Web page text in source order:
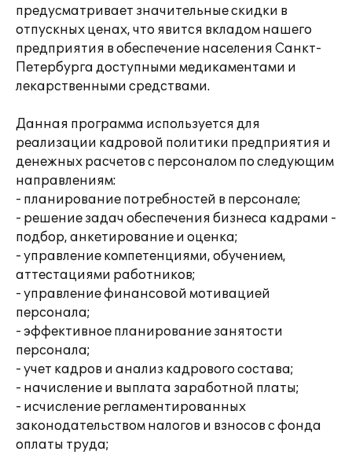
предусматривает значительные скидки в
отпускных ценах, что явится вкладом нашего
предприятия в обеспечение населения Санкт-
Петербурга доступными медикаментами и
лекарственными средствами.
Данная программа используется для
реализации кадровой политики предприятия и
денежных расчетов с персоналом по следующим
направлениям:
- планирование потребностей в персонале;
- решение задач обеспечения бизнеса кадрами -
подбор, анкетирование и оценка;
- управление компетенциями, обучением,
аттестациями работников;
- управление финансовой мотивацией
персонала;
- эффективное планирование занятости
персонала;
- учет кадров и анализ кадрового состава;
- начисление и выплата заработной платы;
- исчисление регламентированных
законодательством налогов и взносов с фонда
оплаты труда;